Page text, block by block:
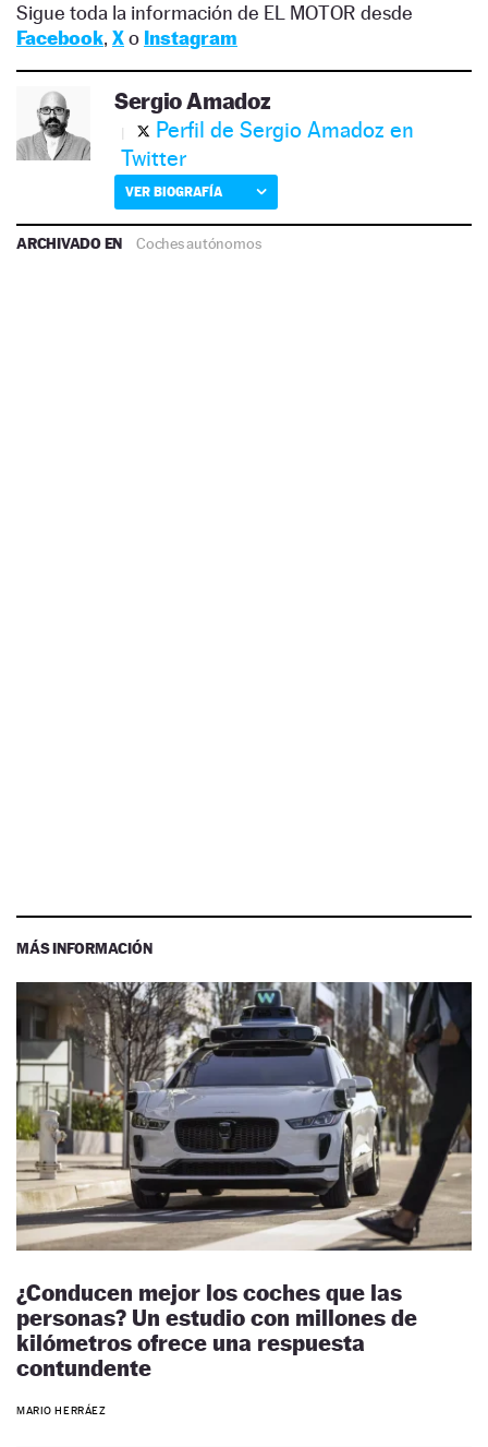
Sigue toda la información de EL MOTOR desde
Facebook, Xo Instagram
Sergio Amadoz
Perfil de Sergio Amadoz en
Twitter
VER BIOGRAFÍA
ARCHIVADO EN Coches autónomos
MÁS INFORMACIÓN
¿Conducen mejor los coches que las
personas? Un estudio con millones de
kilómetros ofrece una respuesta
contundente
MARIO HERRÁEZ